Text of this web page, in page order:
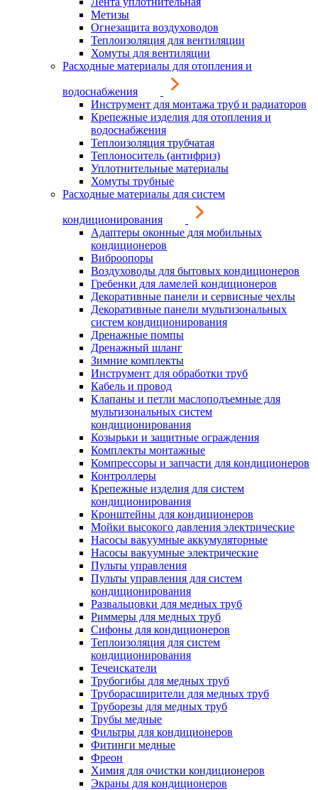
Метизы
Огнезащита воздуховодов
Теплоизоляция для вентиляции
Хомуты для вентиляции
Расходные материалы для отопления и
водоснабжения
Инструмент для монтажа труб и радиаторов
Крепежные изделия для отопления и
водоснабжения
Теплоизоляция трубчатая
Теплоноситель (антифриз)
Уплотнительные материалы
Хомуты трубные
Расходные материалы для систем
кондиционирования
Адаптеры оконные для мобильных
кондиционеров
Виброопоры
Воздуховоды для бытовых кондиционеров
Гребенки для ламелей кондиционеров
Декоративные панели и сервисные чехлы
Декоративные панели мультизональных
систем кондиционирования
Дренажные помпы
Дренажный шланг
Зимние комплекты
Инструмент для обработки труб
Кабель и провод
Клапаны и петли маслоподъемные для
мультизональных систем
кондиционирования
Козырьки и защитные ограждения
Комплекты монтажные
Компрессоры и запчасти для кондиционеров
Контроллеры
Крепежные изделия для систем
кондиционирования
Кронштейны для кондиционеров
Мойки высокого давления электрические
Насосы вакуумные аккумуляторные
Насосы вакуумные электрические
Пульты управления
Пульты управления для систем
кондиционирования
Развальцовки для медных труб
Риммеры для медных труб
Сифоны для кондиционеров
Теплоизоляция для систем
кондиционирования
Течеискатели
Трубогибы для медных труб
Труборасширители для медных труб
Труборезы для медных труб
Трубы медные
Фильтры для кондиционеров
Фитинги медные
Фреон
Химия для очистки кондиционеров
Экраны для кондиционеров